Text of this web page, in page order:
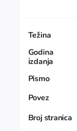
Težina
Godina
izdanja
Pismo
Povez
Broj stranica